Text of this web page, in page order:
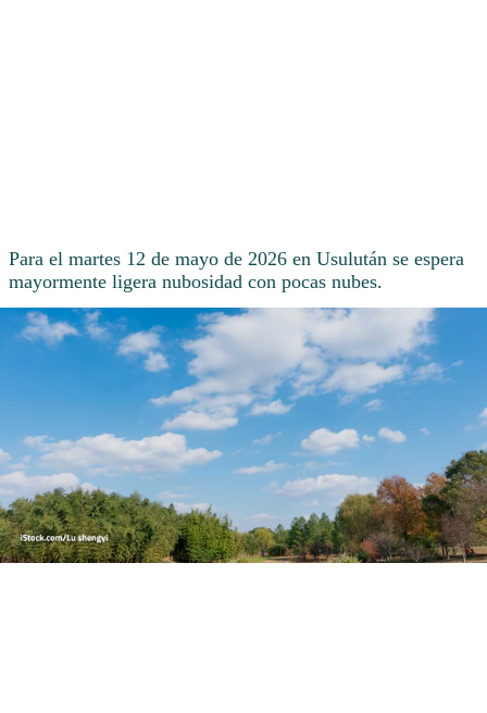
Para el martes 12 de mayo de 2026 en Usulután se espera
mayormente ligera nubosidad con pocas nubes.